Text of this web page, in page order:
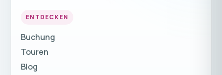
ENTDECKEN
Buchung
Touren
Blog